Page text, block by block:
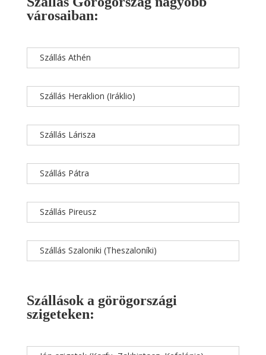
városaiban:
Szállás Athén
Szállás Heraklion (Iráklio)
Szállás Lárisza
Szállás Pátra
Szállás Pireusz
Szállás Szaloniki (Theszaloníki)
Szállások a görögországi
szigeteken: